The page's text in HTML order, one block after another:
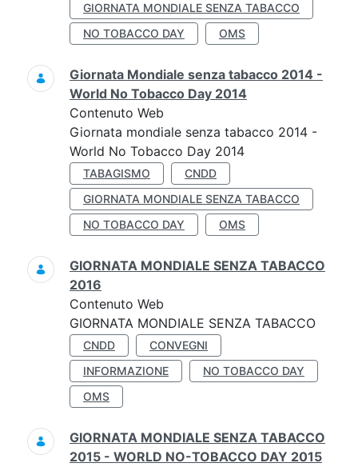
GIORNATA MONDIALE SENZA TABACCO
NO TOBACCO DAY
OMS
Giornata Mondiale senza tabacco 2014 -
World No Tobacco Day 2014
Contenuto Web
Giornata mondiale senza tabacco 2014 -
World No Tobacco Day 2014
TABAGISMO
CNDD
GIORNATA MONDIALE SENZA TABACCO
NO TOBACCO DAY
OMS
GIORNATA MONDIALE SENZA TABACCO
2016
Contenuto Web
GIORNATA MONDIALE SENZA TABACCO
CNDD
CONVEGNI
INFORMAZIONE
NO TOBACCO DAY
OMS
GIORNATA MONDIALE SENZA TABACCO
2015 - WORLD NO-TOBACCO DAY 2015